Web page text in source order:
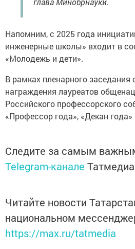
Напомним, с 2025 года
инженерные школы» входит в
«Молодежь и дети».
В рамках пленарного заседания
награждения лауреатов
Российского профессорского
«Профессор года», «Декан года»
Следите за самым
Telegram-канале Татмедиа
Читайте новости
национальном
https://max.ru/tatmedia